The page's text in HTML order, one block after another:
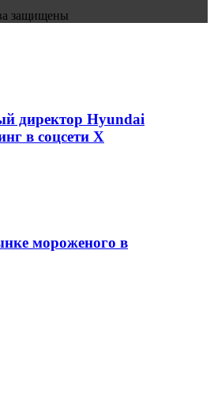
защищены
директор Hyundai
в соцсети X
мороженого в